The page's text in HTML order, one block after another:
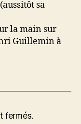
sa
la main sur
Guillemin à
fermés.